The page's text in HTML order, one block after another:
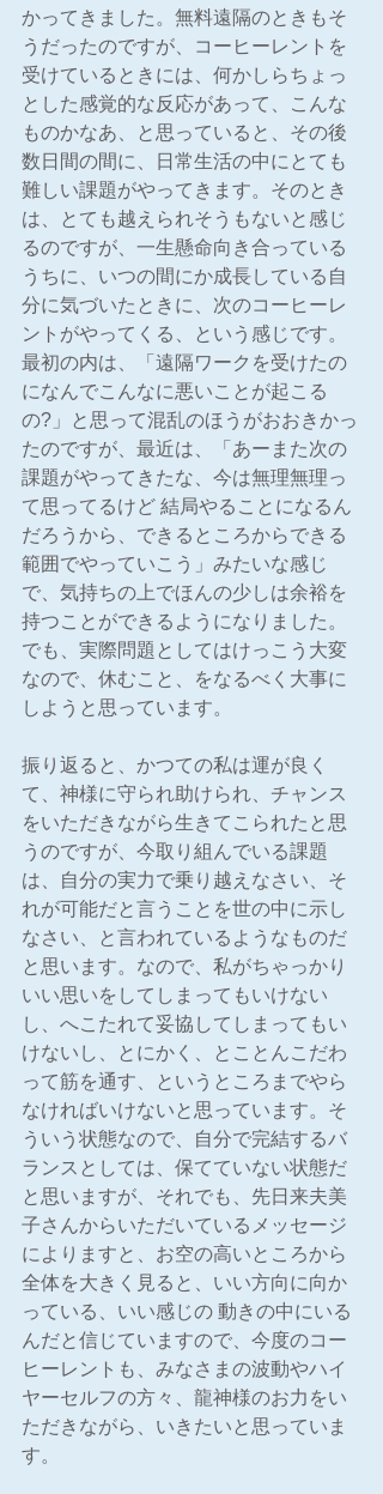
かってきました。無料遠隔のときもそ
うだったのですが、コーヒーレントを
受けているときには、何かしらちょっ
とした感覚的な反応があって、こんな
ものかなあ、と思っていると、その後
数日間の間に、日常生活の中にとても
難しい課題がやってきます。そのとき
は、とても越えられそうもないと感じ
るのですが、一生懸命向き合っている
うちに、いつの間にか成長している自
分に気づいたときに、次のコーヒーレ
ントがやってくる、という感じです。
最初の内は、「遠隔ワークを受けたの
になんでこんなに悪いことが起こる
の?」と思って混乱のほうがおおきかっ
たのですが、最近は、「あーまた次の
課題がやってきたな、今は無理無理っ
て思ってるけど 結局やることになるん
だろうから、できるところからできる
範囲でやっていこう」みたいな感じ
で、気持ちの上でほんの少しは余裕を
持つことができるようになりました。
でも、実際問題としてはけっこう大変
なので、休むこと、をなるべく大事に
しようと思っています。
振り返ると、かつての私は運が良く
て、神様に守られ助けられ、チャンス
をいただきながら生きてこられたと思
うのですが、今取り組んでいる課題
は、自分の実力で乗り越えなさい、そ
れが可能だと言うことを世の中に示し
なさい、と言われているようなものだ
と思います。なので、私がちゃっかり
いい思いをしてしまってもいけない
し、へこたれて妥協してしまってもい
けないし、とにかく、とことんこだわ
って筋を通す、というところまでやら
なければいけないと思っています。そ
ういう状態なので、自分で完結するバ
ランスとしては、保てていない状態だ
と思いますが、それでも、先日来夫美
子さんからいただいているメッセージ
によりますと、お空の高いところから
全体を大きく見ると、いい方向に向か
っている、いい感じの 動きの中にいる
んだと信じていますので、今度のコー
ヒーレントも、みなさまの波動やハイ
ヤーセルフの方々、龍神様のお力をい
ただきながら、いきたいと思っていま
す。